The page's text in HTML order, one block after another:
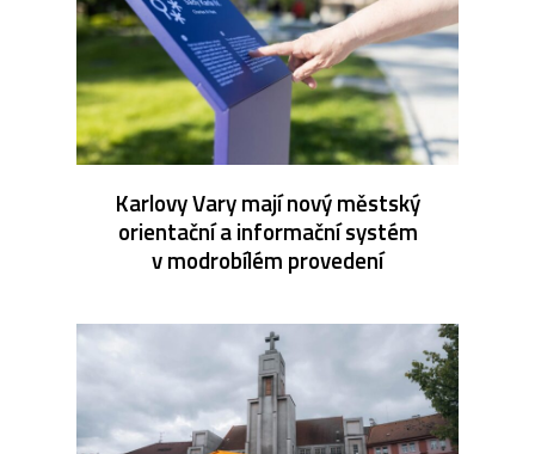
Karlovy Vary mají nový městský
orientační a informační systém
v modrobílém provedení